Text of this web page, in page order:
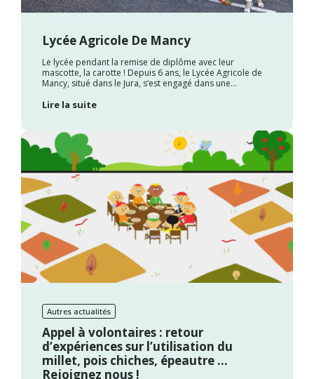
Lycée Agricole De Mancy
Le lycée pendant la remise de diplôme avec leur
mascotte, la carotte ! Depuis 6 ans, le Lycée Agricole de
Mancy, situé dans le Jura, s’est engagé dans une...
Lire la suite
Autres actualités
Appel à volontaires : retour
d’expériences sur l’utilisation du
millet, pois chiches, épeautre …
Rejoignez nous !